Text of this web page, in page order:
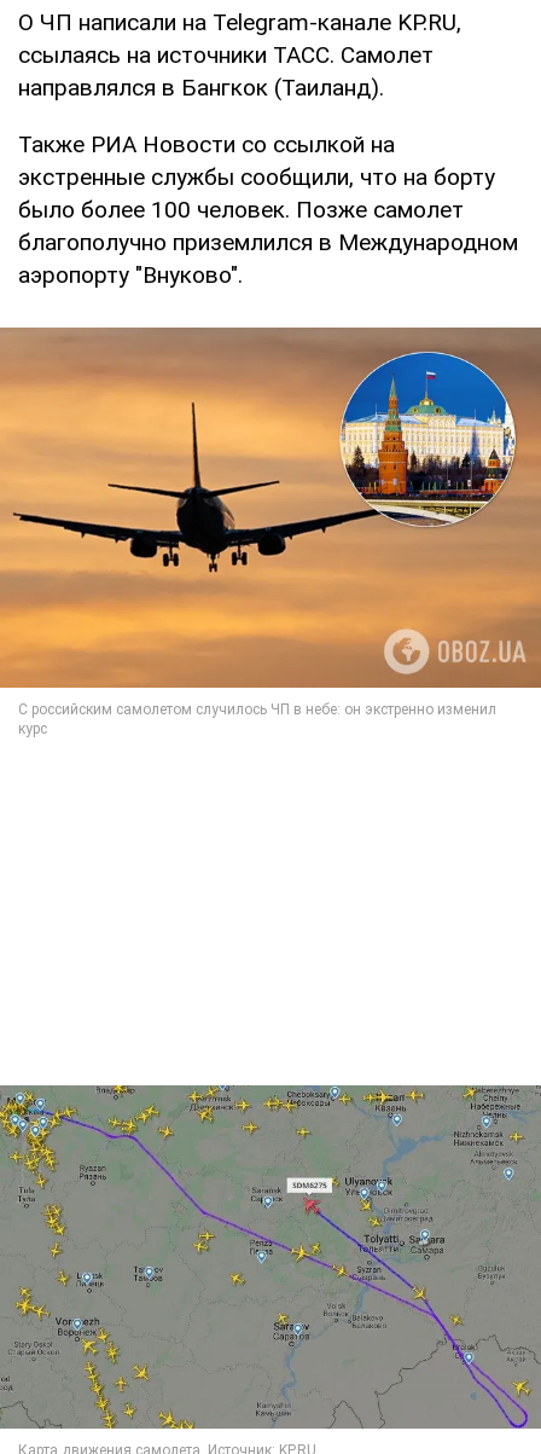
О ЧП написали на Telegram-канале KP.RU,
ссылаясь на источники ТАСС. Самолет
направлялся в Бангкок (Таиланд).
Также РИА Новости со ссылкой на
экстренные службы сообщили, что на борту
было более 100 человек. Позже самолет
благополучно приземлился в Международном
аэропорту "Внуково".